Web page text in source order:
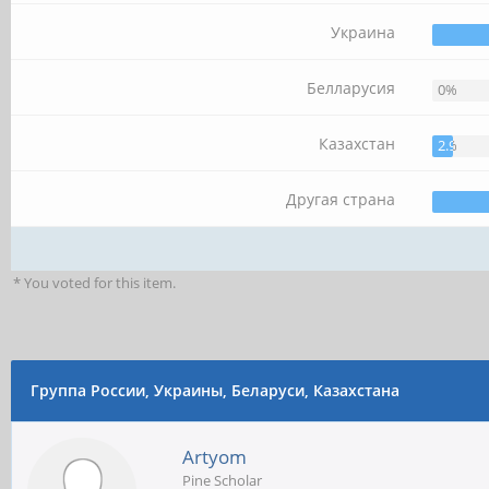
Украина
Белларусия 0%
Казахстан 2.94%
Другая страна
* You voted for this item.
Группа России, Украины, Беларуси, Казахстана
Artyom
Pine Scholar